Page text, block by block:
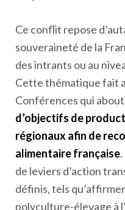
Ce conflit repose
souveraineté de la
des intrants ou au
Cette thématique fait
Conférences qui
d’objectifs de
régionaux afin de
alimentaire française
de leviers d’action
définis, tels
polyculture-élevage à